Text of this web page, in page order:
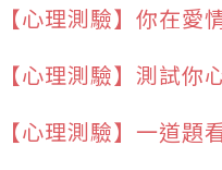
【心理測驗】你在愛
【心理測驗】測試你
【心理測驗】一道題